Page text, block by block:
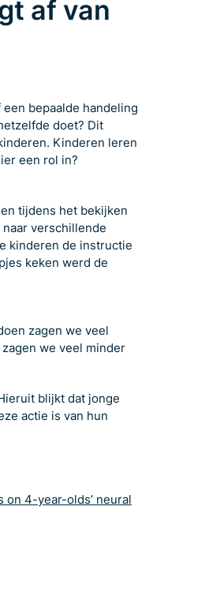
af van
bepaalde handeling
doet? Dit
Kinderen leren
een rol in?
tijdens het bekijken
verschillende
kinderen de instructie
keken werd de
zagen we veel
we veel minder
blijkt dat jonge
actie is van hun
4-year-olds’ neural